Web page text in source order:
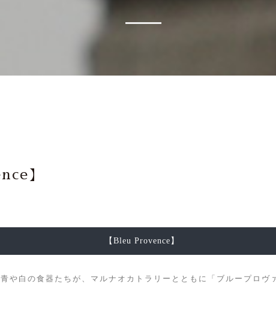
】
【Bleu Provence】
や白の食器たちが、マルナオカトラリーとともに「ブループロヴ